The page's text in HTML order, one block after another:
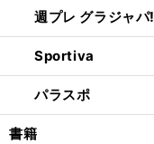
週プレ グラジャパ!
Sportiva
パラスポ
書籍